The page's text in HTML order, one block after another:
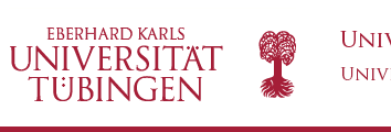
[Geographie Oberstufe]